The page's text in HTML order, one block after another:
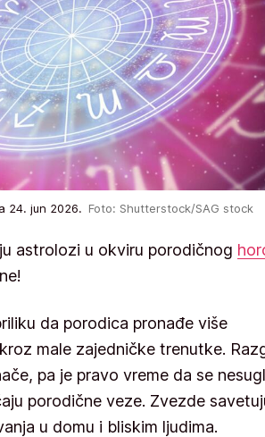
24. jun 2026. Foto: Shutterstock/SAG stock
astrolozi u okviru porodičnog
da porodica pronađe više
male zajedničke trenutke.
pa je pravo vreme da se
porodične veze. Zvezde
u domu i bliskim ljudima.